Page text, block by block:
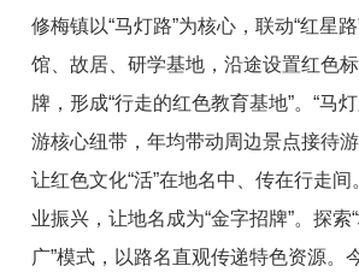
修梅镇以“马灯路”为核心，联动“红星
馆、故居、研学基地，沿途设置红色
牌，形成“行走的红色教育基地”。“马
游核心纽带，年均带动周边景点接待
让红色文化“活”在地名中、传在行走
业振兴，让地名成为“金字招牌”。探索
广”模式，以路名直观传递特色资源。